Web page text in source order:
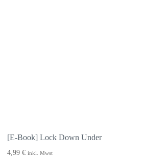
[E-Book] Lock Down Under
4,99 € inkl. Mwst